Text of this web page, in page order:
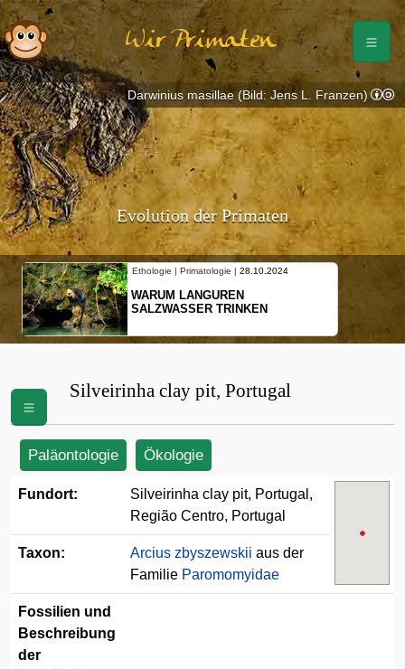
Wir Primaten
Evolution der Primaten
Ethologie | Primatologie | 28.10.2024
WARUM LANGUREN
SALZWASSER TRINKEN
Darwinius masillae (Bild: Jens L. Franzen)
Silveirinha clay pit, Portugal
Paläontologie Ökologie
Fundort:
Silveirinha clay pit, Portugal,
Região Centro, Portugal
Taxon: Arcius zbyszewskii aus der
Familie Paromomyidae
Fossilien und
Beschreibung
der